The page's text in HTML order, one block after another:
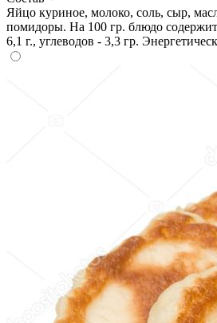
Яйцо куриное, молоко, соль, сыр,
помидоры. На 100 гр. блюдо
6,1 г., углеводов - 3,3 гр.